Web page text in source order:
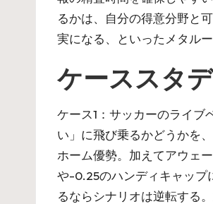
るかは、自分の得意分野と
実になる、といったメタル
ケーススタ
ケース1：サッカーのライ
い」に飛び乗るかどうかを
ホーム優勢。加えてアウェ
や-0.25のハンディキャップ
るならシナリオは逆転する。